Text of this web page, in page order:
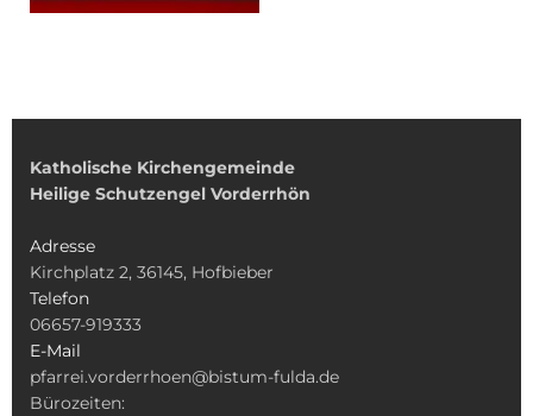
Katholische Kirchengemeinde
Heilige Schutzengel Vorderrhön
Adresse
Kirchplatz 2, 36145, Hofbieber
Telefon
06657-919333
E-Mail
pfarrei.vorderrhoen@bistum-fulda.de
Bürozeiten: